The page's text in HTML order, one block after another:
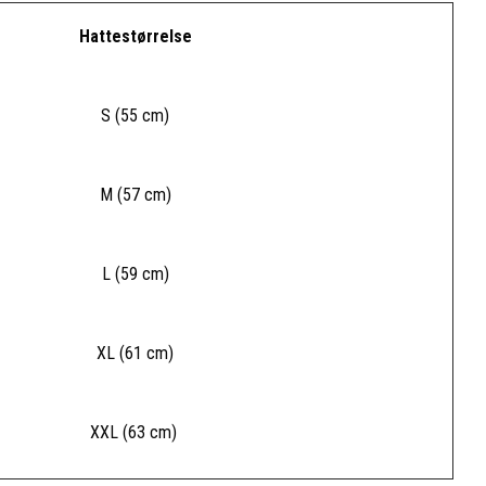
Hattestørrelse
S (55 cm)
M (57 cm)
L (59 cm)
XL (61 cm)
XXL (63 cm)